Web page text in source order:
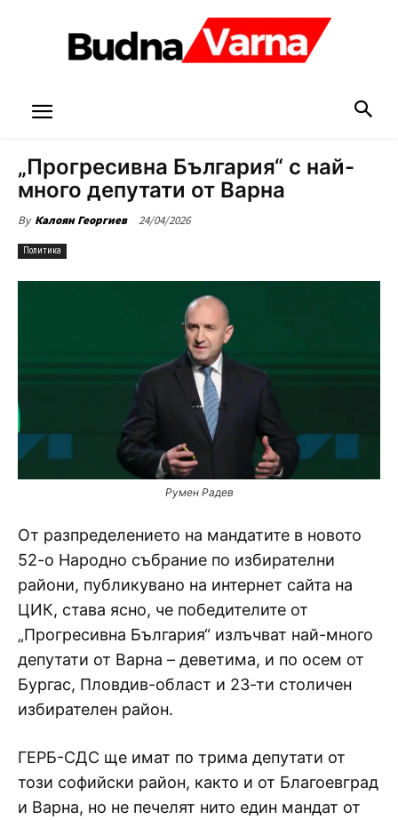
„Прогресивна България“ с най-
много депутати от Варна
By Калоян Георгиев 24/04/2026
Политика
Румен Радев
От разпределението на мандатите в новото
52-о Народно събрание по избирателни
райони, публикувано на интернет сайта на
ЦИК, става ясно, че победителите от
„Прогресивна България“ излъчват най-много
депутати от Варна – деветима, и по осем от
Бургас, Пловдив-област и 23-ти столичен
избирателен район.
ГЕРБ-СДС ще имат по трима депутати от
този софийски район, както и от Благоевград
и Варна, но не печелят нито един мандат от